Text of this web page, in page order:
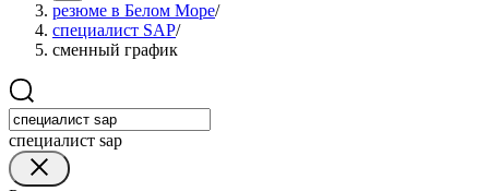
резюме в Белом Море/
специалист SAP/
сменный график
специалист sap